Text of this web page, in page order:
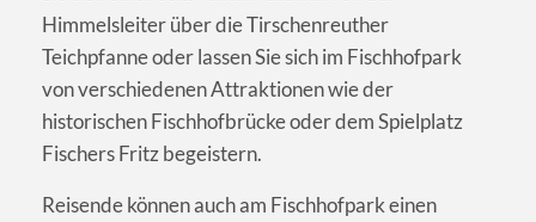
Himmelsleiter über die Tirschenreuther
Teichpfanne oder lassen Sie sich im Fischhofpark
von verschiedenen Attraktionen wie der
historischen Fischhofbrücke oder dem Spielplatz
Fischers Fritz begeistern.
Reisende können auch am Fischhofpark einen